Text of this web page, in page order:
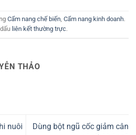
Cẩm nang chế biến, Cẩm nang kinh doanh.
liên kết thường trực.
THẢO
nuôi
Dùng bột ngũ cốc giảm cân